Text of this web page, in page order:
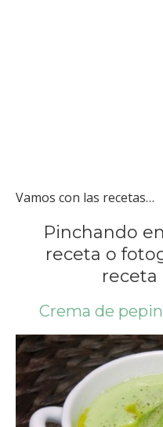
Vamos con las recetas…
Pinchando
receta o
receta
Crema de